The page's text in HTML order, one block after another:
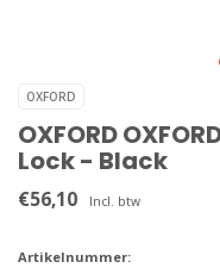
OXFORD
OXFORD
Lock - Black
€56,10 Incl. btw
Artikelnummer: